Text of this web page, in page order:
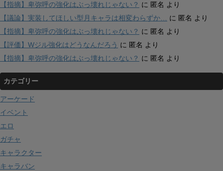
【指摘】卑弥呼の強化はぶっ壊れじゃない？ に 匿名 より
【議論】実装してほしい型月キャラは相変わらずか…
に 匿名 より
【指摘】卑弥呼の強化はぶっ壊れじゃない？ に 匿名 より
【評価】Wジル強化はどうなんだろう に 匿名 より
【指摘】卑弥呼の強化はぶっ壊れじゃない？ に 匿名 より
カテゴリー
アーケード
イベント
エロ
ガチャ
キャラクター
キャラバン